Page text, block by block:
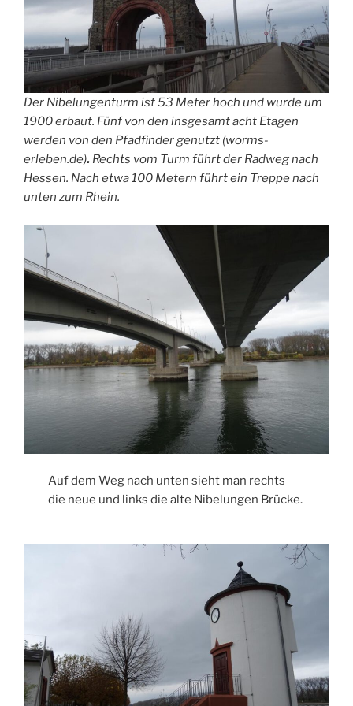
Der Nibelungenturm ist 53 Meter hoch und wurde um
1900 erbaut. Fünf von den insgesamt acht Etagen
werden von den Pfadfinder genutzt (worms-
erleben.de). Rechts vom Turm führt der Radweg nach
Hessen. Nach etwa 100 Metern führt ein Treppe nach
unten zum Rhein.
Auf dem Weg nach unten sieht man rechts
die neue und links die alte Nibelungen Brücke.